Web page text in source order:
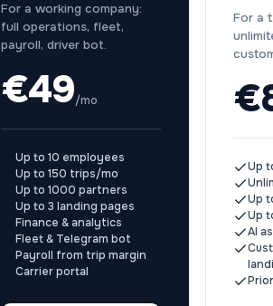
For a working company:
full operations, fleet,
payroll, driver bot.
€49/mo
Up to 10 employees
Up to 150 trips/mo
Up to 1000 partners
Up to 3 landing pages
Finance & analytics
Fleet & Telegram bot
Payroll from trip margin
Carrier portal
For a
€
Up
Up
Up
AI